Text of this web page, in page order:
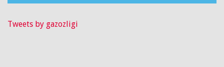
Tweets by gazozligi